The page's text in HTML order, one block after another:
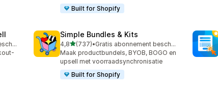
Built for Shopify
Gratis abonnement beschikbaar
Simple Bundles & Kits
4,8van 5 sterren
(737)
737 recensies in totaal
•
Gratis abonnement beschikbaar
Maak productbundels, BYOB, BOGO en
upsell met voorraadsynchronisatie
Built for Shopify